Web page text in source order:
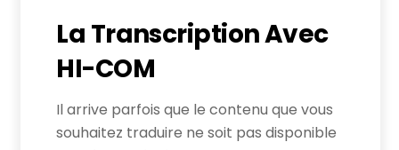
La Transcription Avec
HI-COM
Il arrive parfois que le contenu que vous
souhaitez traduire ne soit pas disponible